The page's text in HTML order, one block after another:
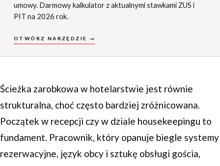
umowy. Darmowy kalkulator z aktualnymi stawkami ZUS i
PIT na 2026 rok.
OTWÓRZ NARZĘDZIE →
Ścieżka zarobkowa w hotelarstwie jest równie
strukturalna, choć często bardziej zróżnicowana.
Początek w recepcji czy w dziale housekeepingu to
fundament. Pracownik, który opanuje biegle systemy
rezerwacyjne, język obcy i sztukę obsługi gościa,